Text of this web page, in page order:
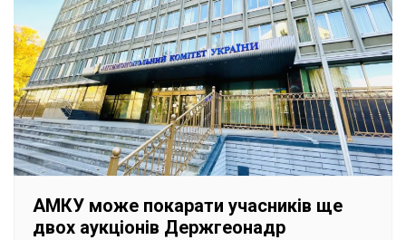
АМКУ може покарати учасників ще
двох аукціонів Держгеонадр